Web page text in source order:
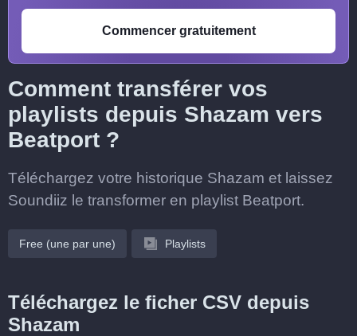
Commencer gratuitement
Comment transférer vos
playlists depuis Shazam vers
Beatport ?
Téléchargez votre historique Shazam et laissez
Soundiiz le transformer en playlist Beatport.
Free (une par une) Playlists
Téléchargez le ficher CSV depuis
Shazam